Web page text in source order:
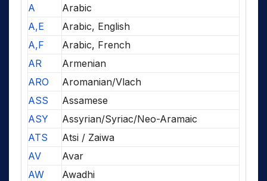
A
Arabic
A,E
Arabic, English
A,F
Arabic, French
AR
Armenian
ARO
Aromanian/Vlach
ASS
Assamese
ASY
Assyrian/Syriac/Neo-Aramaic
ATS
Atsi / Zaiwa
AV
Avar
AW
Awadhi